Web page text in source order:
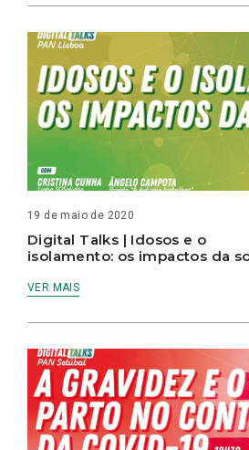
19 de maio de 2020
Digital Talks | Idosos e o
isolamento: os impactos da
VER MAIS